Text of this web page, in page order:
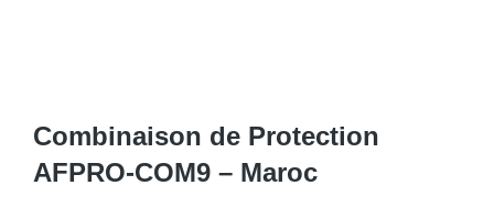
Combinaison de Protection
AFPRO-COM9 – Maroc